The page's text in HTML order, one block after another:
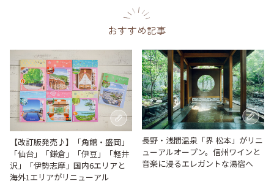
おすすめ記事
【改訂版発売♪】「角館・盛岡」
「仙台」「鎌倉」「伊豆」「軽井
沢」「伊勢志摩」国内6エリアと
海外1エリアがリニューアル
長野・浅間温泉「界 松本」がリニ
ューアルオープン。信州ワインと
音楽に浸るエレガントな湯宿へ